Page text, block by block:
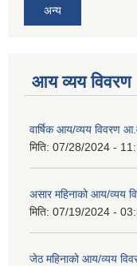
अन्य
आय व्यय विवरण
वार्षिक आय/व्यय विवरण
मिति: 07/28/2024 -
असार महिनाको आय/व्यय
मिति: 07/19/2024 -
जेठ महिनाको आय/व्यय